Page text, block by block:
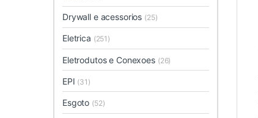
Drywall e acessorios (25)
Eletrica (251)
Eletrodutos e Conexoes (26)
EPI (31)
Esgoto (52)